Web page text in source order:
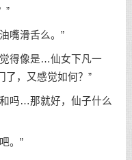
”
滑舌么。”
得像是…仙女下凡一
，又感觉如何？”
吗…那就好，仙子什么
。”